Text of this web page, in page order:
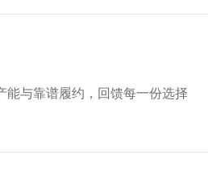
与靠谱履约，回馈每一份选择